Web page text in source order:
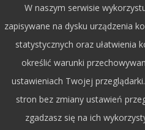
Ewangelia i
Ewangelia i
W naszym serwisie
zapisywane na dysku urządzenia
statystycznych oraz ułatwienia
określić warunki
ustawieniach Twojej
stron bez zmiany ustawień
zgadzasz się na ich